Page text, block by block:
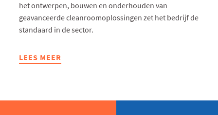
het ontwerpen, bouwen en onderhouden van
geavanceerde cleanroomoplossingen zet het bedrijf de
standaard in de sector.
LEES MEER
ABOUT